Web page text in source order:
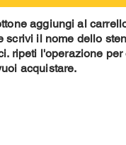
aggiungi al
scrivi il nome dello
ripeti l'operazione per
acquistare.